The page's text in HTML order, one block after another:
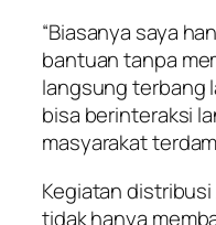
“Biasanya saya
bantuan tanpa
langsung terbang
bisa berinteraksi
masyarakat
Kegiatan distribusi
tidak hanya